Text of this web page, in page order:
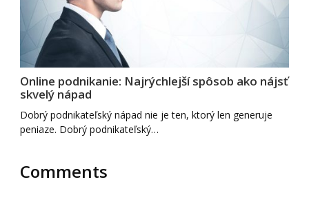
Online podnikanie: Najrýchlejší spôsob ako nájsť
skvelý nápad
Dobrý podnikateľský nápad nie je ten, ktorý len generuje
peniaze. Dobrý podnikateľský…
Comments